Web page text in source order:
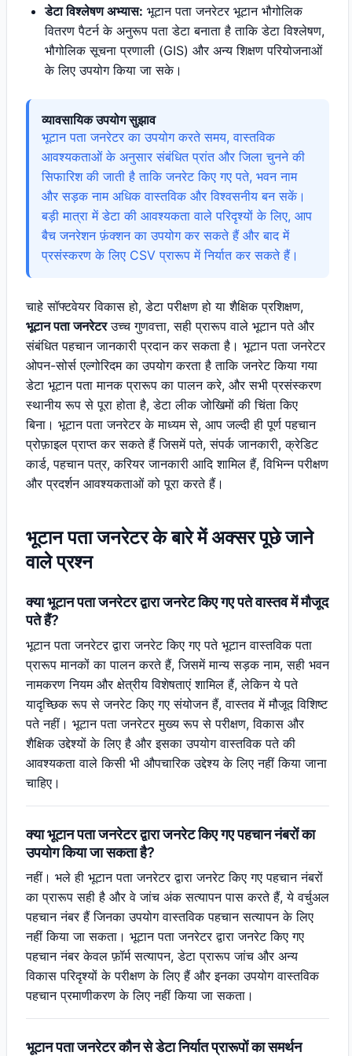
डेटा विश्लेषण अभ्यास: भूटान पता जनरेटर भूटान भौगोलिक
वितरण पैटर्न के अनुरूप पता डेटा बनाता है ताकि डेटा विश्लेषण,
भौगोलिक सूचना प्रणाली (GIS) और अन्य शिक्षण परियोजनाओं
के लिए उपयोग किया जा सके।
व्यावसायिक उपयोग सुझाव
भूटान पता जनरेटर का उपयोग करते समय, वास्तविक
आवश्यकताओं के अनुसार संबंधित प्रांत और जिला चुनने की
सिफारिश की जाती है ताकि जनरेट किए गए पते, भवन नाम
और सड़क नाम अधिक वास्तविक और विश्वसनीय बन सकें।
बड़ी मात्रा में डेटा की आवश्यकता वाले परिदृश्यों के लिए, आप
बैच जनरेशन फ़ंक्शन का उपयोग कर सकते हैं और बाद में
प्रसंस्करण के लिए CSV प्रारूप में निर्यात कर सकते हैं।
चाहे सॉफ्टवेयर विकास हो, डेटा परीक्षण हो या शैक्षिक प्रशिक्षण,
भूटान पता जनरेटरउच्च गुणवत्ता, सही प्रारूप वाले भूटान पते और
संबंधित पहचान जानकारी प्रदान कर सकता है। भूटान पता जनरेटर
ओपन-सोर्स एल्गोरिदम का उपयोग करता है ताकि जनरेट किया गया
डेटा भूटान पता मानक प्रारूप का पालन करे, और सभी प्रसंस्करण
स्थानीय रूप से पूरा होता है, डेटा लीक जोखिमों की चिंता किए
बिना। भूटान पता जनरेटर के माध्यम से, आप जल्दी ही पूर्ण पहचान
प्रोफ़ाइल प्राप्त कर सकते हैं जिसमें पते, संपर्क जानकारी, क्रेडिट
कार्ड, पहचान पत्र, करियर जानकारी आदि शामिल हैं, विभिन्न परीक्षण
और प्रदर्शन आवश्यकताओं को पूरा करते हैं।
भूटान पता जनरेटर के बारे में अक्सर पूछे जाने
वाले प्रश्न
क्या भूटान पता जनरेटर द्वारा जनरेट किए गए पते वास्तव में मौजूद
पते हैं?
भूटान पता जनरेटर द्वारा जनरेट किए गए पते भूटान वास्तविक पता
प्रारूप मानकों का पालन करते हैं, जिसमें मान्य सड़क नाम, सही भवन
नामकरण नियम और क्षेत्रीय विशेषताएं शामिल हैं, लेकिन ये पते
यादृच्छिक रूप से जनरेट किए गए संयोजन हैं, वास्तव में मौजूद विशिष्ट
पते नहीं। भूटान पता जनरेटर मुख्य रूप से परीक्षण, विकास और
शैक्षिक उद्देश्यों के लिए है और इसका उपयोग वास्तविक पते की
आवश्यकता वाले किसी भी औपचारिक उद्देश्य के लिए नहीं किया जाना
चाहिए।
क्या भूटान पता जनरेटर द्वारा जनरेट किए गए पहचान नंबरों का
उपयोग किया जा सकता है?
नहीं। भले ही भूटान पता जनरेटर द्वारा जनरेट किए गए पहचान नंबरों
का प्रारूप सही है और वे जांच अंक सत्यापन पास करते हैं, ये वर्चुअल
पहचान नंबर हैं जिनका उपयोग वास्तविक पहचान सत्यापन के लिए
नहीं किया जा सकता। भूटान पता जनरेटर द्वारा जनरेट किए गए
पहचान नंबर केवल फ़ॉर्म सत्यापन, डेटा प्रारूप जांच और अन्य
विकास परिदृश्यों के परीक्षण के लिए हैं और इनका उपयोग वास्तविक
पहचान प्रमाणीकरण के लिए नहीं किया जा सकता।
भूटान पता जनरेटर कौन से डेटा निर्यात प्रारूपों का समर्थन